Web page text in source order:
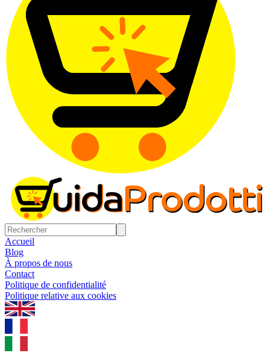
Accueil
Blog
À propos de nous
Contact
Politique de confidentialité
Politique relative aux cookies